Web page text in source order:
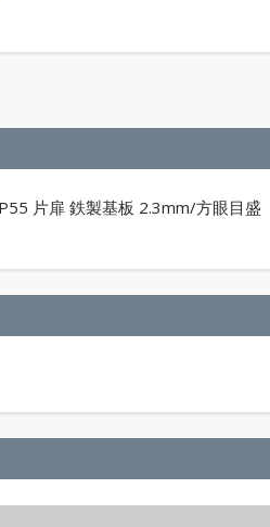
片扉 鉄製基板 2.3mm/方眼目盛